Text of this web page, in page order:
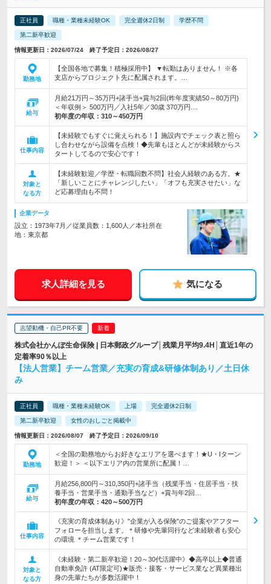
正社員 職種・業種未経験OK 完全週休2日制 学歴不問
第二新卒歓迎
情報更新日：2026/07/24 終了予定日：2026/08/27
勤務地
【全国各地で募集！積極採用中】 ▼転勤はありません！ ※各
支店からプロジェクト先に配属されます。…
給与
月給21万円～35万円+諸手当+賞与2回(昨年度実績50～80万円)
＜年収例＞ 500万円／入社5年／30歳 370万円…
初年度の年収： 310～450万円
仕事内容
【未経験でもすぐに覚えられる！】施設内でチェック表と照ら
し合わせながら設備を点検！◆先輩もほとんどが未経験からス
タートしてるので安心です！
対象と
なる方
【未経験歓迎／学歴・転職回数不問】社会人経験のある方。★
「新しいことにチャレンジしたい」「オフも充実させたい」な
ど応募理由も不問！
企業データ
設立：1973年7月／従業員数：1,600人／本社所在
地：東京都
求人詳細を見る 気になる
志望動機・自己PR不要
株式会社かんぽ生命保険 | 日本郵政グループ│残業月平均9.4H│直近1年の
定着率90％以上
【法人営業】チーム営業／充実の育成&研修体制あり／土日休
み
正社員 職種・業種未経験OK 上場 完全週休2日制
第二新卒歓迎 女性のおしごと掲載中
情報更新日：2026/08/07 終了予定日：2026/09/10
勤務地
＜全国の勤務地からお好きなエリアを選べます！★U・Iターン
歓迎！＞ ＜以下エリア内の営業所に配属！…
給与
月給256,800円～310,350円+諸手当（残業手当・住居手当・扶
養手当・営業手当・通勤手当など）+賞与年2回…
初年度の年収： 420～500万円
仕事内容
《充実の育成体制あり》"企業が入る保険"のご提案やアフター
フォローを担当します。＊研修や先輩同行など未経験者も安心
の環境 ＊チーム営業です！
対象と
なる方
《未経験・第二新卒歓迎！20～30代活躍中》◆高卒以上◆普通
自動車免許 (AT限定可)★販売・接客・サービス業など異業種出
身の先輩たちが多数活躍中！